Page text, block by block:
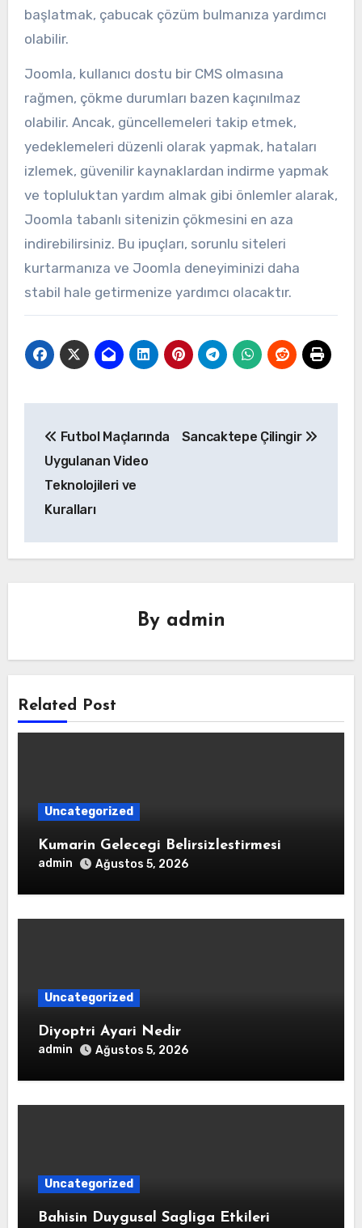
başlatmak, çabucak çözüm bulmanıza yardımcı
olabilir.
Joomla, kullanıcı dostu bir CMS olmasına
rağmen, çökme durumları bazen kaçınılmaz
olabilir. Ancak, güncellemeleri takip etmek,
yedeklemeleri düzenli olarak yapmak, hataları
izlemek, güvenilir kaynaklardan indirme yapmak
ve topluluktan yardım almak gibi önlemler alarak,
Joomla tabanlı sitenizin çökmesini en aza
indirebilirsiniz. Bu ipuçları, sorunlu siteleri
kurtarmanıza ve Joomla deneyiminizi daha
stabil hale getirmenize yardımcı olacaktır.
gezinmesi
Futbol Maçlarında
Uygulanan Video
Teknolojileri ve
Kuralları
Sancaktepe Çilingir
By admin
Related Post
Uncategorized
Kumarin Gelecegi Belirsizlestirmesi
admin Ağustos 5, 2026
Uncategorized
Diyoptri Ayari Nedir
admin Ağustos 5, 2026
Uncategorized
Bahisin Duygusal Sagliga Etkileri